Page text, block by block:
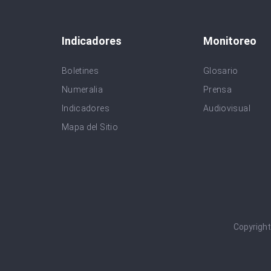
Indicadores
Boletines
Numeralia
Indicadores
Mapa del Sitio
Monitoreo
Glosario
Prensa
Audiovisual